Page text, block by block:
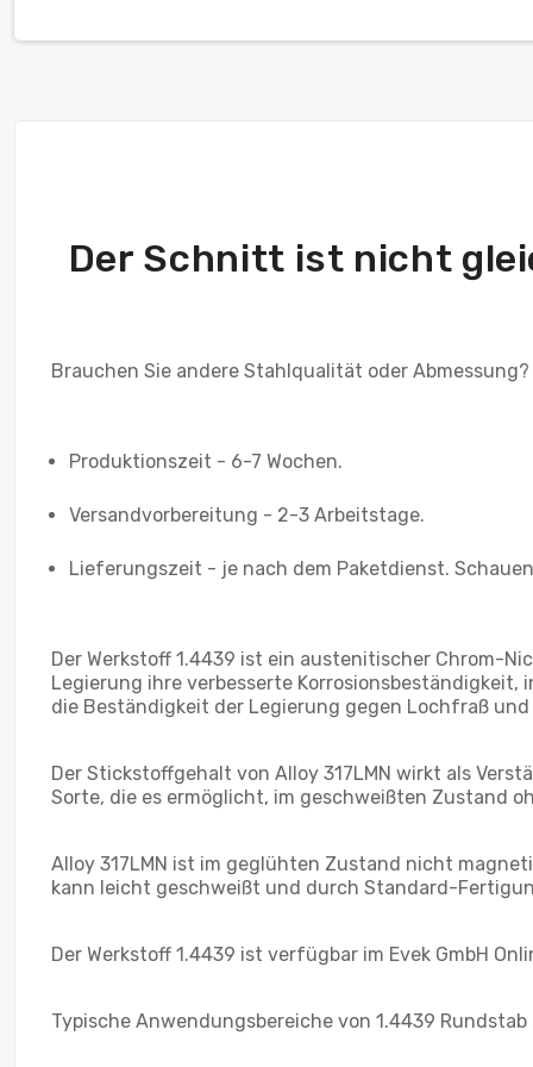
Der Schnitt ist nicht
Brauchen Sie andere Stahlqualität oder
Produktionszeit - 6-7 Wochen.
Versandvorbereitung - 2-3 Arbeitstage.
Lieferungszeit - je nach dem Paketdienst.
Der Werkstoff 1.4439 ist ein austenitischer Chrom-
Legierung ihre verbesserte Korrosionsbeständigkeit,
die Beständigkeit der Legierung gegen Lochfraß und
Der Stickstoffgehalt von Alloy 317LMN wirkt als
Sorte, die es ermöglicht, im geschweißten Zustand
Alloy 317LMN ist im geglühten Zustand nicht
kann leicht geschweißt und durch Standard-
Der Werkstoff 1.4439 ist verfügbar im Evek GmbH
Typische Anwendungsbereiche von 1.4439 Rundstab